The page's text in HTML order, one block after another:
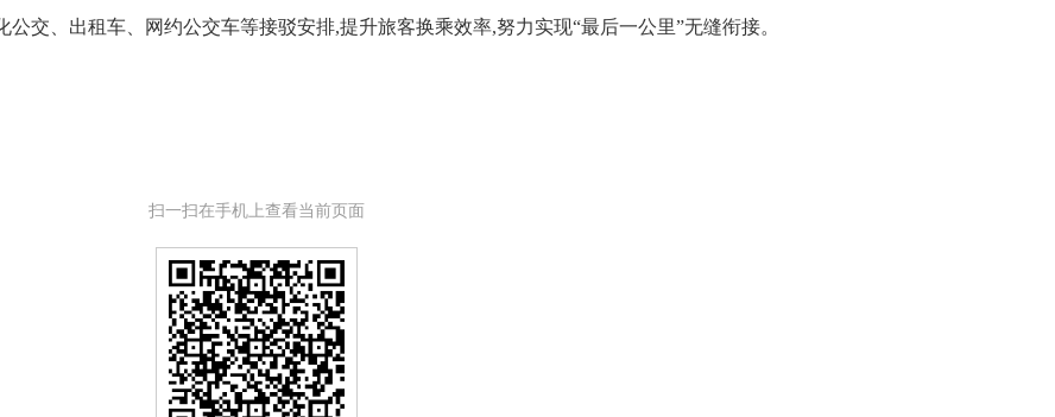
交、出租车、网约公交车等接驳安排,提升旅客换乘效率,努力实现“最后一公里”无缝衔接。
扫一扫在手机上查看当前页面